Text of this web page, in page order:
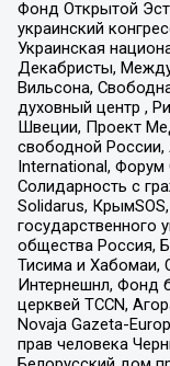
Фонд Открытой
украинский
Украинская
Декабристы,
Вильсона,
духовный центр ,
Швеции, Проект
свободной
International,
Солидарность с
Solidarus,
государственного
общества Россия,
Тисима и Хабомаи,
Интернешнл, Фонд
церквей TCCN,
Novaja Gazeta-
прав человека